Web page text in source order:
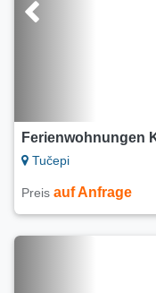
Ferienwohnungen
Tučepi
Preis auf Anfrage